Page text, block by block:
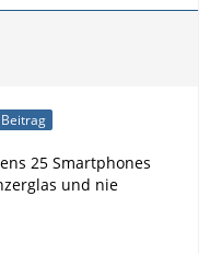
25 Smartphones
und nie